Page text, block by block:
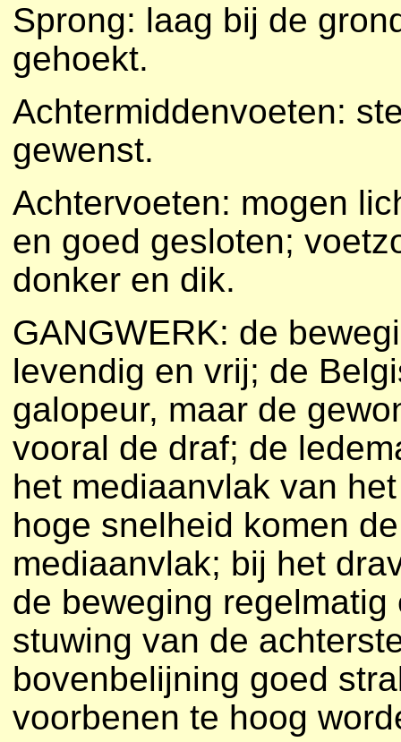
Sprong: laag bij de
gehoekt.
Achtermiddenvoeten:
gewenst.
Achtervoeten: mogen
en goed gesloten;
donker en dik.
GANGWERK: de
levendig en vrij; de
galopeur, maar de
vooral de draf; de
het mediaanvlak van
hoge snelheid komen
mediaanvlak; bij het
de beweging
stuwing van de
bovenbelijning goed
voorbenen te hoog